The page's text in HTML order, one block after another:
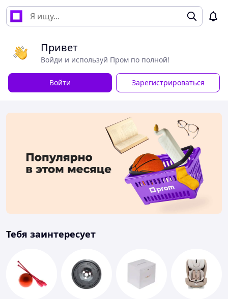
Привет
Войди и используй Пром по полной!
Войти Зарегистрироваться
Тебя заинтересует